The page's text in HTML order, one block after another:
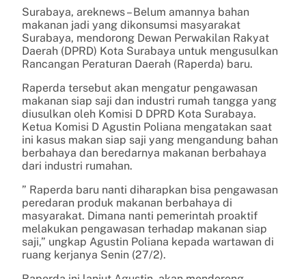
Surabaya, areknews – Belum amannya bahan
makanan jadi yang dikonsumsi masyarakat
Surabaya, mendorong Dewan Perwakilan Rakyat
Daerah (DPRD) Kota Surabaya untuk mengusulkan
Rancangan Peraturan Daerah (Raperda) baru.
Raperda tersebut akan mengatur pengawasan
makanan siap saji dan industri rumah tangga yang
diusulkan oleh Komisi D DPRD Kota Surabaya.
Ketua Komisi D Agustin Poliana mengatakan saat
ini kasus makan siap saji yang mengandung bahan
berbahaya dan beredarnya makanan berbahaya
dari industri rumahan.
” Raperda baru nanti diharapkan bisa pengawasan
peredaran produk makanan berbahaya di
masyarakat. Dimana nanti pemerintah proaktif
melakukan pengawasan terhadap makanan siap
saji,” ungkap Agustin Poliana kepada wartawan di
ruang kerjanya Senin (27/2).